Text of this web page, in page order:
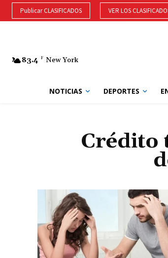
Publicar CLASIFICADOS VER LOS
83.4 F New York
NOTICIAS DEPORTES
Crédito